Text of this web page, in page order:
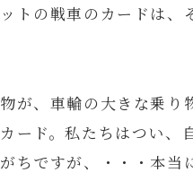
トの戦車のカードは、
が、車輪の大きな乗り
ード。私たちはつい
ちですが、・・・本当